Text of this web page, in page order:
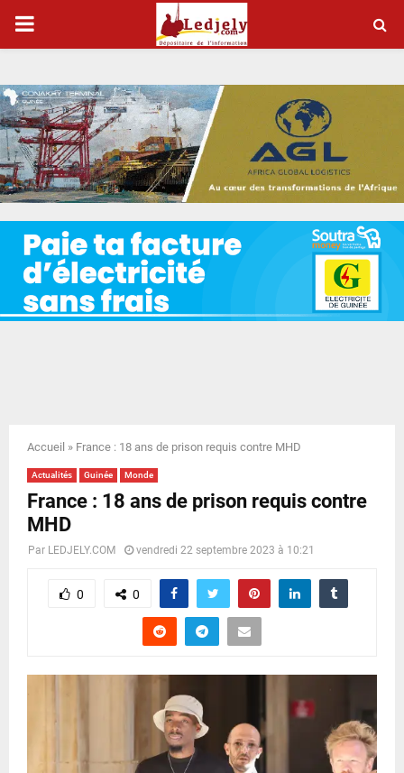
P
I
M
A
R
Y
N
U
Accueil » France : 18 ans de prison requis contre MHD
Actualités Guinée Monde
France : 18 ans de prison requis contre
MHD
Par LEDJELY.COM vendredi 22 septembre 2023 à 10:21
0 0